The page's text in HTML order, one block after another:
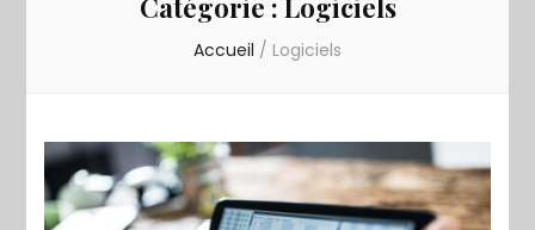
Catégorie : Logiciels
Accueil / Logiciels